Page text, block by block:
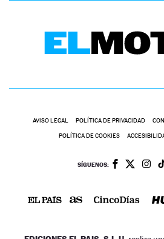
AVISO LEGAL POLÍTICA DE PRIVACIDAD
POLÍTICA DE COOKIES
SÍGUENOS: